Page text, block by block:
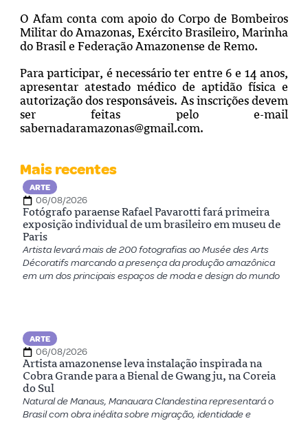
O Afam conta com apoio do Corpo de Bombeiros
Militar do Amazonas, Exército Brasileiro, Marinha
do Brasil e Federação Amazonense de Remo.
Para participar, é necessário ter entre 6 e 14 anos,
apresentar atestado médico de aptidão física e
autorização dos responsáveis. As inscrições devem
ser feitas pelo e-mail
sabernadaramazonas@gmail.com.
Mais recentes
ARTE
06/08/2026
Fotógrafo paraense Rafael Pavarotti fará primeira
exposição individual de um brasileiro em museu de
Paris
Artista levará mais de 200 fotografias ao Musée des Arts
Décoratifs marcando a presença da produção amazônica
em um dos principais espaços de moda e design do mundo
ARTE
06/08/2026
Artista amazonense leva instalação inspirada na
Cobra Grande para a Bienal de Gwangju, na Coreia
do Sul
Natural de Manaus, Manauara Clandestina representará o
Brasil com obra inédita sobre migração, identidade e